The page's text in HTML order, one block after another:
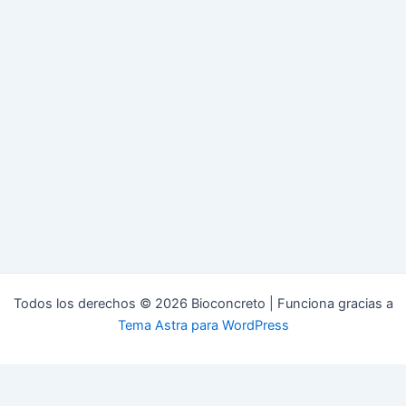
Todos los derechos © 2026 Bioconcreto | Funciona gracias a
Tema Astra para WordPress